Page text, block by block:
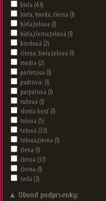
biela (43)
biela, hnedá, čierna (1)
biela,telova (1)
biela,čierna,telová (1)
bordová (2)
cierna, biela,telová (1)
modra (2)
perletova (1)
pudrova: (1)
purpurová (1)
ružová (1)
slonia kosť (1)
telova (5)
telová (33)
telová,čierna (1)
čiena (1)
čierna (37)
čierna (1)
šedá (3)
▲ Obvod podprsenky: